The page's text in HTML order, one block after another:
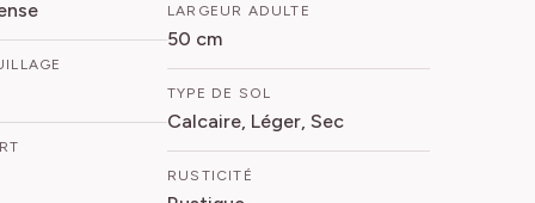
LARGEUR ADULTE
50 cm
TYPE DE SOL
Calcaire, Léger, Sec
RUSTICITÉ